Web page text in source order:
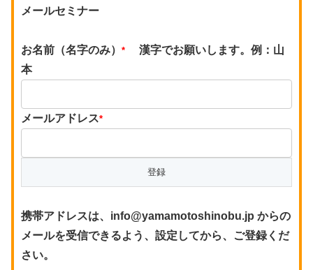
メールセミナー
お名前（名字のみ） *
漢字でお願いします。例：山
本
メールアドレス*
携帯アドレスは、info@yamamotoshinobu.jp からの
メールを受信できるよう、設定してから、ご登録くだ
さい。